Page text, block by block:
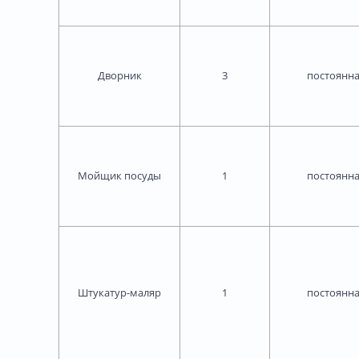
Дворник 3
Мойщик посуды 1
Штукатур-маляр 1